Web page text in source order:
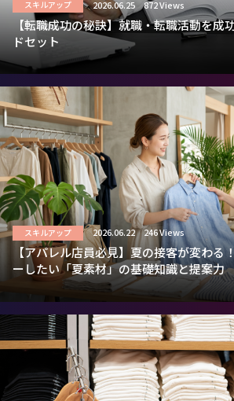
スキルアップ 2026.06.25 872 Views
【転職成功の秘訣】就職・転職活動を成
ドセット
スキルアップ 2026.06.22 246 Views
【アパレル店員必見】夏の接客が変わる
ーしたい「夏素材」の基礎知識と提案力